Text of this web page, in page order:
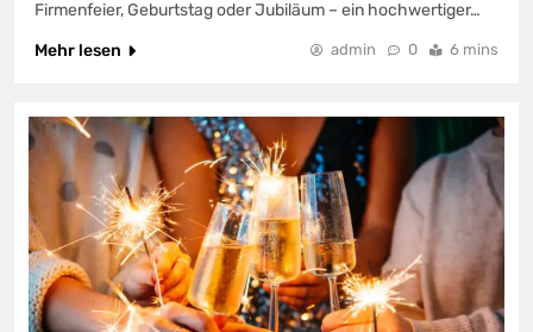
Firmenfeier, Geburtstag oder Jubiläum – ein hochwertiger…
Mehr lesen
admin 0 6 mins